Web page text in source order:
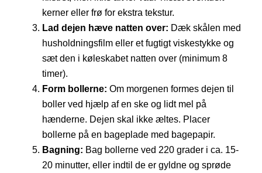
kerner eller frø for ekstra tekstur.
Lad dejen hæve natten over: Dæk skålen med
husholdningsfilm eller et fugtigt viskestykke og
sæt den i køleskabet natten over (minimum 8
timer).
Form bollerne: Om morgenen formes dejen til
boller ved hjælp af en ske og lidt mel på
hænderne. Dejen skal ikke æltes. Placer
bollerne på en bageplade med bagepapir.
Bagning: Bag bollerne ved 220 grader i ca. 15-
20 minutter, eller indtil de er gyldne og sprøde